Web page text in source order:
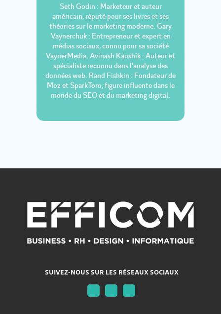
Seth Godin : Marketeur et auteur
américain, réputé pour ses livres et ses
théories sur le marketing moderne. Gary
Vaynerchuk : Entrepreneur et expert en
médias sociaux, connu pour sa société
VaynerMedia. Avinash Kaushik : Auteur et
spécialiste reconnu dans l'analyse des
données web. Rand Fishkin : Fondateur de
Moz et SparkToro, figure influente dans le
monde du SEO et du marketing digital.
SUIVEZ-NOUS SUR LES RÉSEAUX SOCIAUX